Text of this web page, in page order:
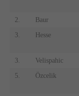
2. Baur
3. Hesse
3. Velispahic
5. Özcelik